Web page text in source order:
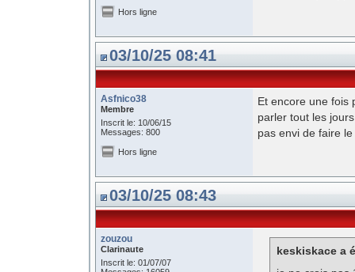
Hors ligne
03/10/25 08:41
Asfnico38
Membre
Inscrit le: 10/06/15
Messages: 800
Et encore une fois
parler tout les
pas envi de faire
Hors ligne
03/10/25 08:43
zouzou
Clarinaute
Inscrit le: 01/07/07
keskiskace a